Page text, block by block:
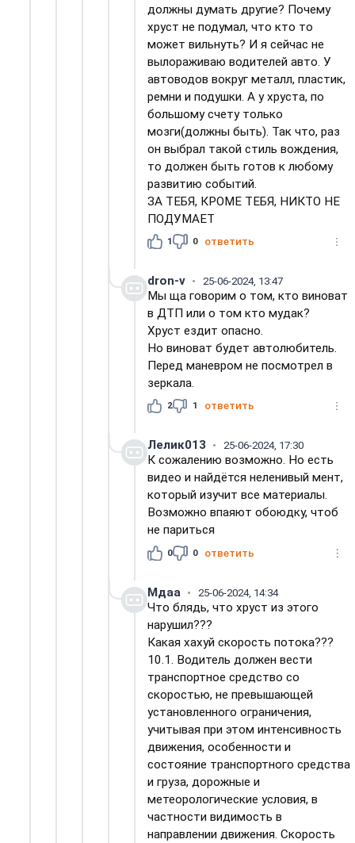
должны думать другие? Почему
хруст не подумал, что кто то
может вильнуть? И я сейчас не
вылораживаю водителей авто. У
автоводов вокруг металл, пластик,
ремни и подушки. А у хруста, по
большому счету только
мозги(должны быть). Так что, раз
он выбрал такой стиль вождения,
то должен быть готов к любому
развитию событий.
ЗА ТЕБЯ, КРОМЕ ТЕБЯ, НИКТО НЕ
ПОДУМАЕТ
1 0 ответить
dron-v 25-06-2024, 13:47
Мы ща говорим о том, кто виноват
в ДТП или о том кто мудак?
Хруст ездит опасно.
Но виноват будет автолюбитель.
Перед маневром не посмотрел в
зеркала.
2 1 ответить
Лелик013 25-06-2024, 17:30
К сожалению возможно. Но есть
видео и найдётся неленивый мент,
который изучит все материалы.
Возможно впаяют обоюдку, чтоб
не париться
0 0 ответить
Мдаа 25-06-2024, 14:34
Что блядь, что хруст из этого
нарушил???
Какая хахуй скорость потока???
10.1. Водитель должен вести
транспортное средство со
скоростью, не превышающей
установленного ограничения,
учитывая при этом интенсивность
движения, особенности и
состояние транспортного средства
и груза, дорожные и
метеорологические условия, в
частности видимость в
направлении движения. Скорость